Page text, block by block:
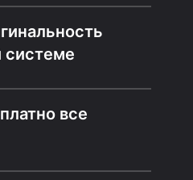
системе
все